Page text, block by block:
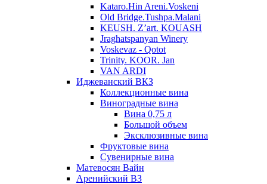
Kataro.Hin Areni.Voskeni
Old Bridge.Tushpa.Malani
KEUSH. Z’art. KOUASH
Jraghatspanyan Winery
Voskevaz - Qotot
Trinity. KOOR. Jan
VAN ARDI
Иджеванский ВКЗ
Коллекционные вина
Виноградные вина
Вина 0,75 л
Большой объем
Эксклюзивные вина
Фруктовые вина
Cувенирные вина
Матевосян Вайн
Аренийский ВЗ